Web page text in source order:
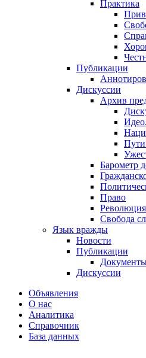
Практика
Публикации
Дискуссии
Архив
Пути
Барометр
Право
Свобода
Язык вражды
Новости
Публикации
Дискуссии
Объявления
О нас
Аналитика
Справочник
База данных